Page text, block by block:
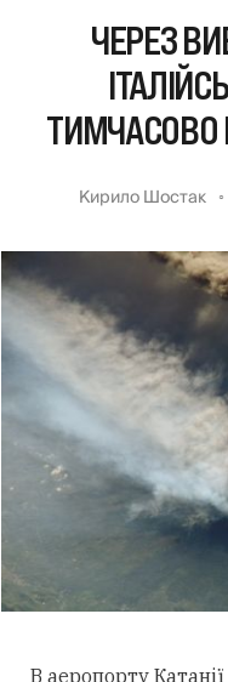
ЧЕРЕЗ
ТИМЧАСОВО
Кирило Шостак
В аеропорту